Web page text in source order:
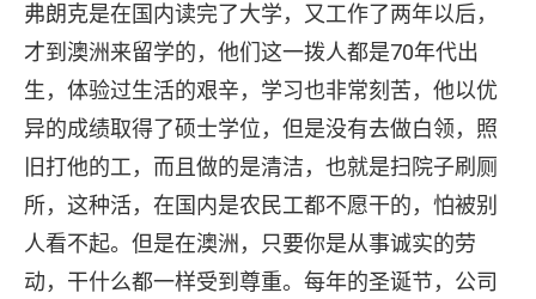
弗朗克是在国内读完了大学，又工作了两年以后，
才到澳洲来留学的，他们这一拨人都是70年代出
生，体验过生活的艰辛，学习也非常刻苦，他以优
异的成绩取得了硕士学位，但是没有去做白领，照
旧打他的工，而且做的是清洁，也就是扫院子刷厕
所，这种活，在国内是农民工都不愿干的，怕被别
人看不起。但是在澳洲，只要你是从事诚实的劳
动，干什么都一样受到尊重。每年的圣诞节，公司